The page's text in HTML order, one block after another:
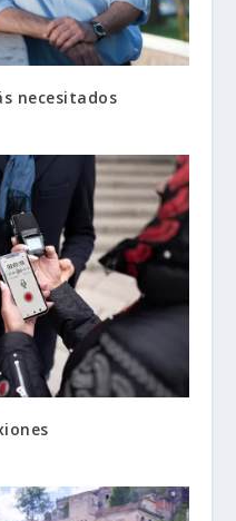
necesitados